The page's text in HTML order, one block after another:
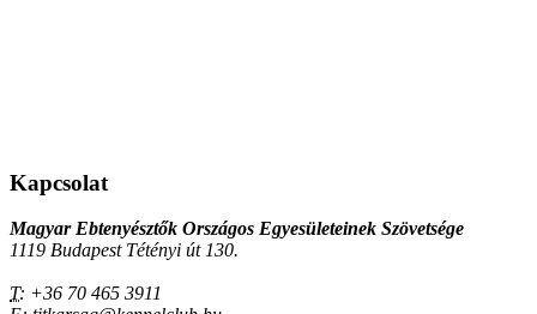
Kapcsolat
Magyar Ebtenyésztők Országos Egyesületeinek Szövetsége
1119 Budapest Tétényi út 130.
T: +36 70 465 3911